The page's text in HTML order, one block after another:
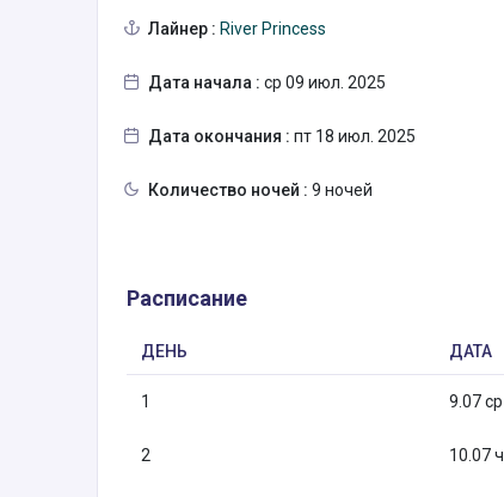
Лайнер : River Princess
Дата начала : ср 09 июл. 2025
Дата окончания : пт 18 июл. 2025
Количество ночей : 9 ночей
Расписание
ДЕНЬ ДАТА
1 9.07 ср
2 10.07